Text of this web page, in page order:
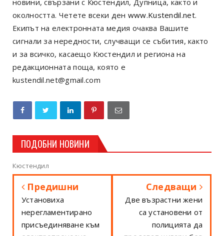
околността. Четете всеки ден www.Kustendil.net.
Екипът на електронната медия очаква Вашите
сигнали за нередности, случващи се събития, както
и за всичко, касаещо Кюстендил и региона на
редакционната поща, която е
kustendil.net@gmail.com
ПОДОБНИ НОВИНИ
Кюстендил
Предишни
Установиха
нерегламентирано
присъединяване към
Следващи
Две възрастни жени
са установени от
полицията да